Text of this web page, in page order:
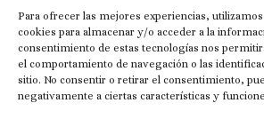
Para ofrecer las mejores experiencias,
cookies para almacenar y/o acceder a la
consentimiento de estas tecnologías nos
el comportamiento de navegación o las
sitio. No consentir o retirar el consentimiento,
negativamente a ciertas características y
Copyright 2024 © Todos los derechos